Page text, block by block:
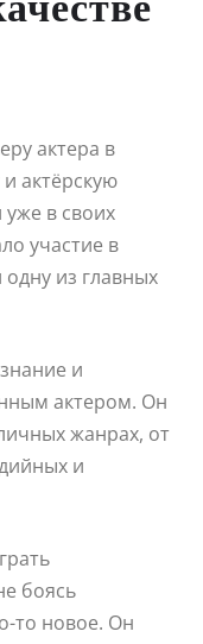
актера в
актёрскую
в своих
участие в
одну из главных
и
актером. Он
жанрах, от
и
боясь
то новое. Он